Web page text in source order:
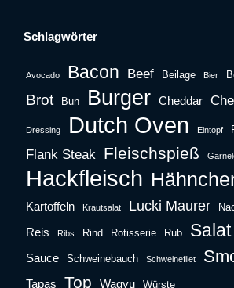
Schlagwörter
Avocado Bacon Beef Beilage Bier
Brot Bun Burger Cheddar
Dressing Dutch Oven Eintopf
Flank Steak Fleischspieß
Hackfleisch
Kartoffeln Krautsalat Lucki Maurer
Reis Ribs Rind Rotisserie Rub Salat
Sauce
Schweinebauch Schweinefilet
Tapas Top Wagyu Würste